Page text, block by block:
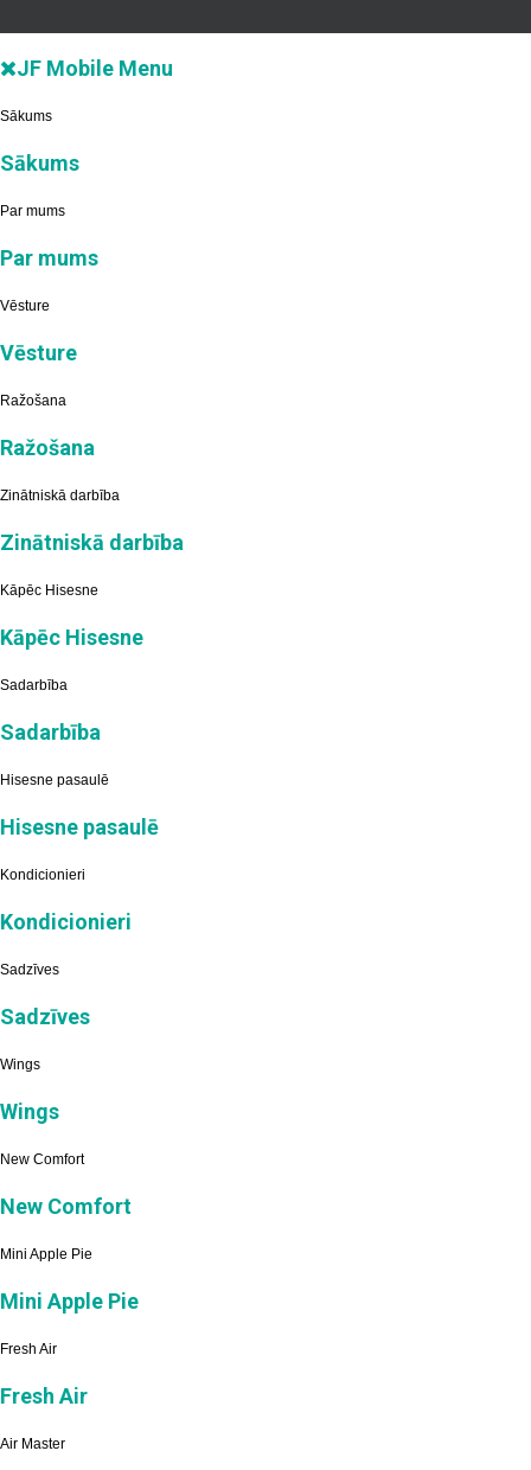
JF Mobile Menu
Sākums
Sākums
Par mums
Par mums
Vēsture
Vēsture
Ražošana
Ražošana
Zinātniskā darbība
Zinātniskā darbība
Kāpēc Hisesne
Kāpēc Hisesne
Sadarbība
Sadarbība
Hisesne pasaulē
Hisesne pasaulē
Kondicionieri
Kondicionieri
Sadzīves
Sadzīves
Wings
Wings
New Comfort
New Comfort
Mini Apple Pie
Mini Apple Pie
Fresh Air
Fresh Air
Air Master